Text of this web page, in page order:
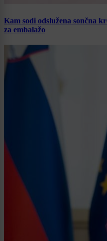
Kam sodi odslužena sončna
za embalažo